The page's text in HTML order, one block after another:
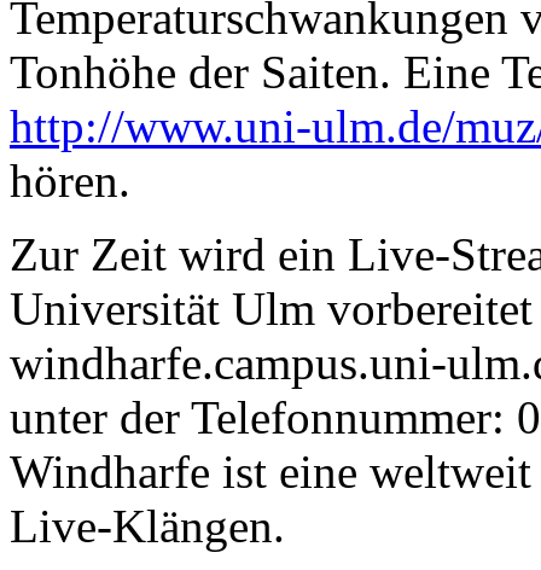
Temperaturschwankungen
Tonhöhe der Saiten. Eine
http://www.uni-ulm.de/
hören.
Zur Zeit wird ein Live-
Universität Ulm
windharfe.campus.uni-
unter der Telefonnummer:
Windharfe ist eine
Live-Klängen.